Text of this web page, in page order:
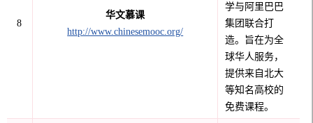
8
华文慕课
http://www.chinesemooc.org/
学与阿里巴巴
集团联合打
造。旨在为全
球华人服务，
提供来自北大
等知名高校的
免费课程。